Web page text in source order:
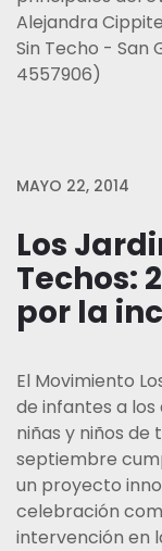
Alejandra
Sin Techo - San
4557906)
MAYO 22, 2014
Los
Techos:
por la
El Movimiento
de infantes a
niñas y niños de
septiembre
un proyecto
celebración
intervención en